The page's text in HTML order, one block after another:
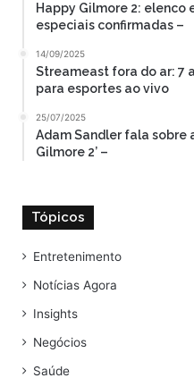
Happy Gilmore 2: elenco
especiais confirmadas –
14/09/2025
Streameast fora do ar: 7
para esportes ao vivo
25/07/2025
Adam Sandler fala sobre
Gilmore 2’ –
Tópicos
Entretenimento
Notícias Agora
Insights
Negócios
Saúde